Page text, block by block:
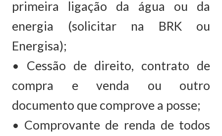
primeira ligação da água ou da
energia (solicitar na BRK ou
Energisa);
• Cessão de direito, contrato de
compra e venda ou outro
documento que comprove a posse;
• Comprovante de renda de todos